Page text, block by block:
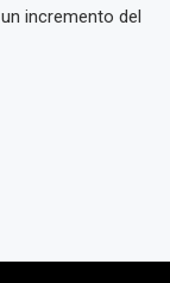
incremento del